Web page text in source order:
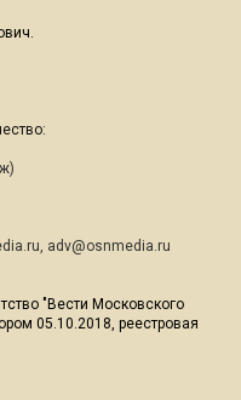
, adv@osnmedia.ru
"Вести Московского
05.10.2018, реестровая